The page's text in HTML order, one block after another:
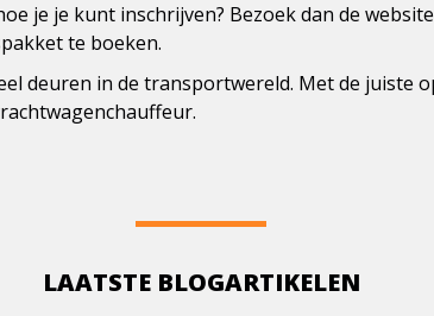
je je kunt inschrijven? Bezoek dan de
te boeken.
deuren in de transportwereld. Met de juiste
LAATSTE BLOGARTIKELEN